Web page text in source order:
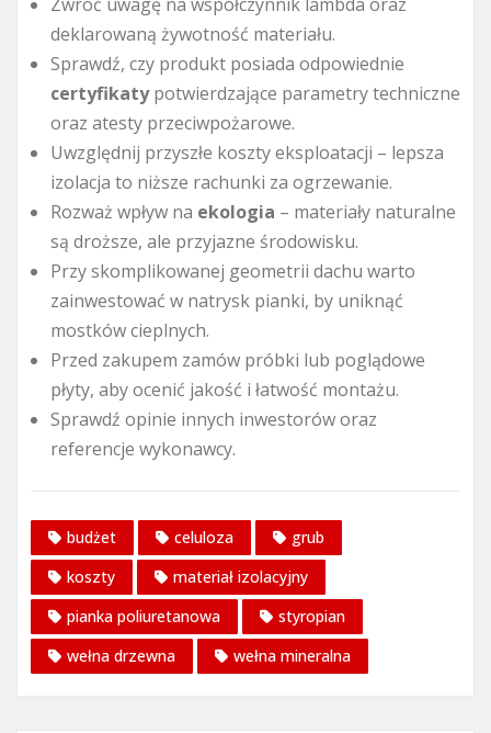
deklarowaną żywotność materiału.
Sprawdź, czy produkt posiada odpowiednie
certyfikatypotwierdzające parametry techniczne
oraz atesty przeciwpożarowe.
Uwzględnij przyszłe koszty eksploatacji – lepsza
izolacja to niższe rachunki za ogrzewanie.
Rozważ wpływ na ekologia – materiały naturalne
są droższe, ale przyjazne środowisku.
Przy skomplikowanej geometrii dachu warto
zainwestować w natrysk pianki, by uniknąć
mostków cieplnych.
Przed zakupem zamów próbki lub poglądowe
płyty, aby ocenić jakość i łatwość montażu.
Sprawdź opinie innych inwestorów oraz
referencje wykonawcy.
budżet celuloza
grub
koszty
materiał izolacyjny
pianka poliuretanowa
styropian
wełna drzewna
wełna mineralna